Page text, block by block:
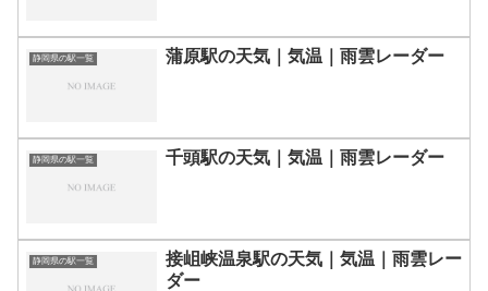
静岡県の駅一覧 蒲原駅の天気｜気温｜雨雲レーダー
静岡県の駅一覧 千頭駅の天気｜気温｜雨雲レーダー
静岡県の駅一覧
接岨峡温泉駅の天気｜気温｜雨雲レー
ダー